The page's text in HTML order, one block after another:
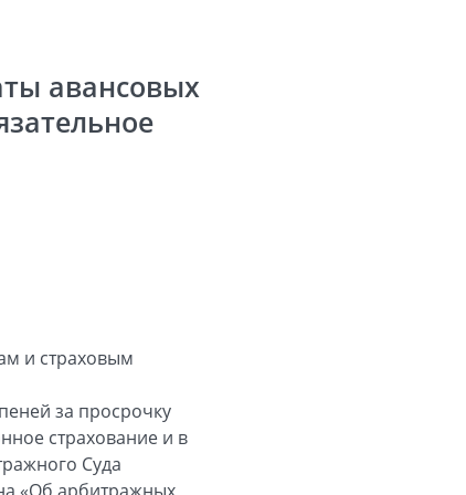
авансовых
и страховым
за просрочку
страхование и в
Суда